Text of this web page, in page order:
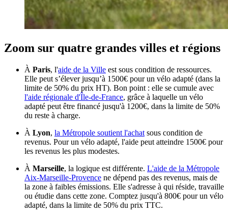
Zoom sur quatre grandes villes et régions
À Paris, l'aide de la Ville est sous condition de ressources.
Elle peut s’élever jusqu’à 1500€ pour un vélo adapté (dans la
limite de 50% du prix HT). Bon point : elle se cumule avec
l'aide régionale d'Île-de-France, grâce à laquelle un vélo
adapté peut être financé jusqu'à 1200€, dans la limite de 50%
du reste à charge.
À Lyon, la Métropole soutient l'achat sous condition de
revenus. Pour un vélo adapté, l'aide peut atteindre 1500€ pour
les revenus les plus modestes.
À Marseille, la logique est différente. L'aide de la Métropole
Aix-Marseille-Provence ne dépend pas des revenus, mais de
la zone à faibles émissions. Elle s'adresse à qui réside, travaille
ou étudie dans cette zone. Comptez jusqu'à 800€ pour un vélo
adapté, dans la limite de 50% du prix TTC.